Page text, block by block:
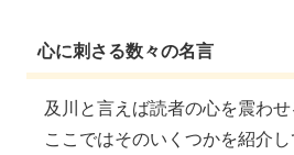
心に刺さる数々の名言
及川と言えば読者の心を震わせ
ここではそのいくつかを紹介